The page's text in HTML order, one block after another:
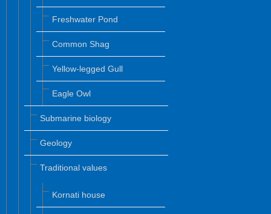
Freshwater Pond
Common Shag
Yellow-legged Gull
Eagle Owl
Submarine biology
Geology
Traditional values
Kornati house